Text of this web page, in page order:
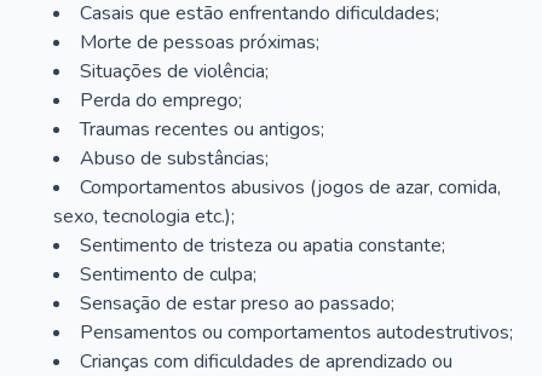
Casais que estão enfrentando dificuldades;
Morte de pessoas próximas;
Situações de violência;
Perda do emprego;
Traumas recentes ou antigos;
Abuso de substâncias;
Comportamentos abusivos (jogos de azar, comida,
sexo, tecnologia etc.);
Sentimento de tristeza ou apatia constante;
Sentimento de culpa;
Sensação de estar preso ao passado;
Pensamentos ou comportamentos autodestrutivos;
Crianças com dificuldades de aprendizado ou